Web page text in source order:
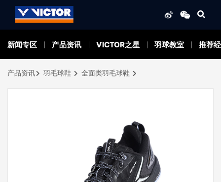
新闻专区 产品资讯 VICTOR之星 羽球教室 推荐
产品资讯 羽毛球鞋 全面类羽毛球鞋